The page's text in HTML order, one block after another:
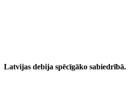
Latvijas debija spēcīgāko sabiedrībā.